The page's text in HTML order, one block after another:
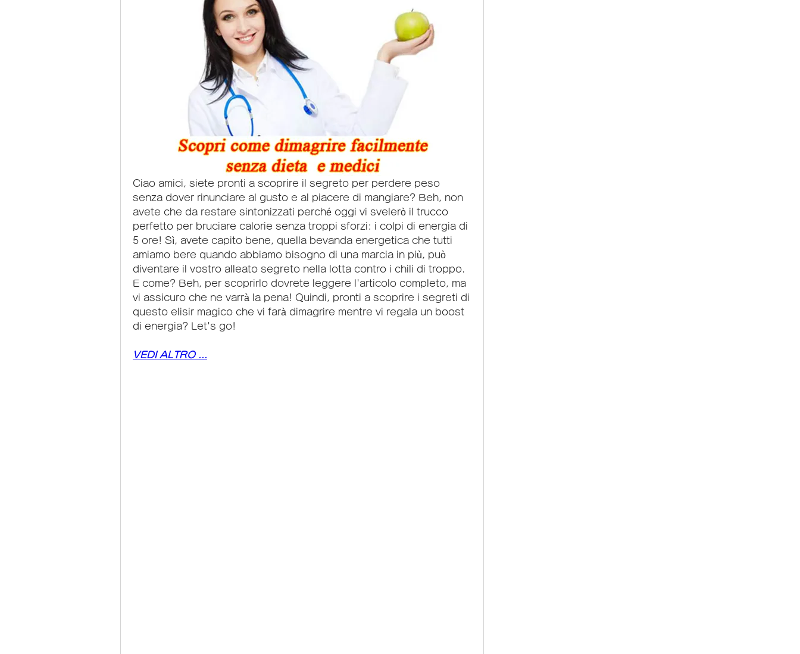
Ciao amici, siete pronti a scoprire il segreto per perdere peso
senza dover rinunciare al gusto e al piacere di mangiare? Beh, non
avete che da restare sintonizzati perché oggi vi svelerò il trucco
perfetto per bruciare calorie senza troppi sforzi: i colpi di energia di
5 ore! Sì, avete capito bene, quella bevanda energetica che tutti
amiamo bere quando abbiamo bisogno di una marcia in più, può
diventare il vostro alleato segreto nella lotta contro i chili di troppo.
E come? Beh, per scoprirlo dovrete leggere l'articolo completo, ma
vi assicuro che ne varrà la pena! Quindi, pronti a scoprire i segreti di
questo elisir magico che vi farà dimagrire mentre vi regala un boost
di energia? Let's go!
VEDI ALTRO ...